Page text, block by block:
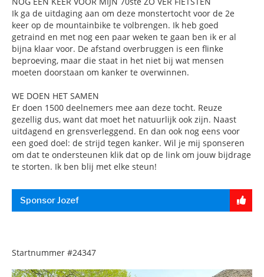
Ik ga de uitdaging aan om deze monstertocht voor de 2e
keer op de mountainbike te volbrengen. Ik heb goed
getraind en met nog een paar weken te gaan ben ik er al
bijna klaar voor. De afstand overbruggen is een flinke
beproeving, maar die staat in het niet bij wat mensen
moeten doorstaan om kanker te overwinnen.
WE DOEN HET SAMEN
Er doen 1500 deelnemers mee aan deze tocht. Reuze
gezellig dus, want dat moet het natuurlijk ook zijn. Naast
uitdagend en grensverleggend. En dan ook nog eens voor
een goed doel: de strijd tegen kanker. Wil je mij sponseren
om dat te ondersteunen klik dat op de link om jouw bijdrage
te storten. Ik ben blij met elke steun!
Sponsor Jozef
Startnummer #24347